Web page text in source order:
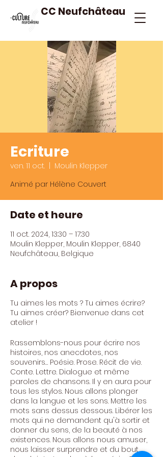
CC Neufchâteau
Ecriture
ven. 11 oct.
Moulin Klepper
Animé par Hélène Couvert
Date et heure
11 oct. 2024, 13:30 – 17:30
Moulin Klepper, Moulin Klepper, 6840
Neufchâteau, Belgique
A propos
Tu aimes les mots ? Tu aimes écrire?
Tu aimes créer? Bienvenue dans cet
atelier !
Rassemblons-nous pour écrire nos
histoires, nos anecdotes, nos
souvenirs… Poésie. Prose. Récit de vie.
Conte. Lettre. Dialogue et même
paroles de chansons. Il y en aura pour
tous les stylos. Nous allons plonger
dans la langue et les sons. Mettre les
mots sans dessus dessous. Libérer les
mots qui ne demandent qu'à sortir et
donner du sens, de la beauté à nos
existences. Nous allons nous amuser,
nous laisser surprendre et du bout